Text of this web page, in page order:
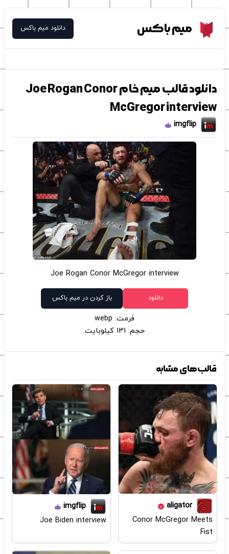
Meme Boxمیم باکس دانلود میم باکس
دانلود قالب میم خام Joe Rogan Conor
McGregor interview
imgflip
Joe Rogan Conor McGregor interview
دانلود باز کردن در میم باکس
فرمت: webp
حجم: 131 کیلوبایت
قالب‌های مشابه
aligator
Conor McGregor Meets
Fist
imgflip
Joe Biden interview